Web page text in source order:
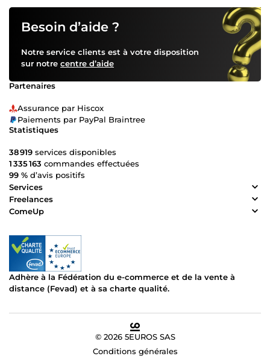
Besoin d’aide ?
Notre service clients est à votre disposition
sur notre centre d’aide
Partenaires
Assurance par Hiscox
Paiements par PayPal Braintree
Statistiques
38 919 services disponibles
1 335 163 commandes effectuées
99 % d’avis positifs
Services
Freelances
ComeUp
Adhère à la Fédération du e-commerce et de la vente à
distance (Fevad) et à sa charte qualité.
© 2026 5EUROS SAS
Conditions générales